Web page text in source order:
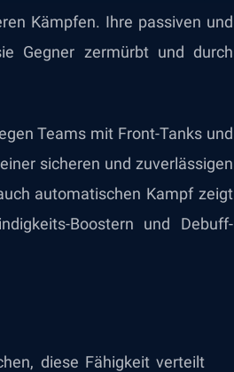
Kämpfen. Ihre passiven und
Gegner zermürbt und durch
Teams mit Front-Tanks und
sicheren und zuverlässigen
automatischen Kampf zeigt
Boostern und Debuff-
diese Fähigkeit verteilt